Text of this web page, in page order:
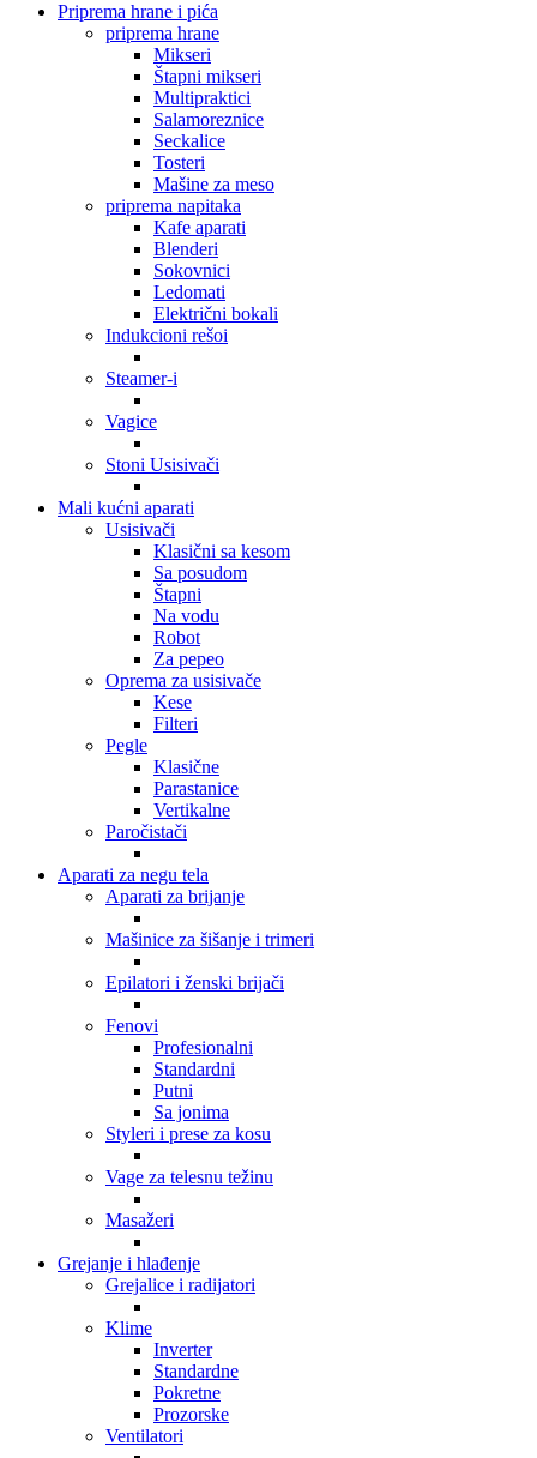
Priprema hrane i pića
priprema hrane
Mikseri
Štapni mikseri
Multipraktici
Salamoreznice
Seckalice
Tosteri
Mašine za meso
priprema napitaka
Kafe aparati
Blenderi
Sokovnici
Ledomati
Električni bokali
Indukcioni rešoi
Steamer-i
Vagice
Stoni Usisivači
Mali kućni aparati
Usisivači
Klasični sa kesom
Sa posudom
Štapni
Na vodu
Robot
Za pepeo
Oprema za usisivače
Kese
Filteri
Pegle
Klasične
Parastanice
Vertikalne
Paročistači
Aparati za negu tela
Aparati za brijanje
Mašinice za šišanje i trimeri
Epilatori i ženski brijači
Fenovi
Profesionalni
Standardni
Putni
Sa jonima
Styleri i prese za kosu
Vage za telesnu težinu
Masažeri
Grejanje i hlađenje
Grejalice i radijatori
Klime
Inverter
Standardne
Pokretne
Prozorske
Ventilatori